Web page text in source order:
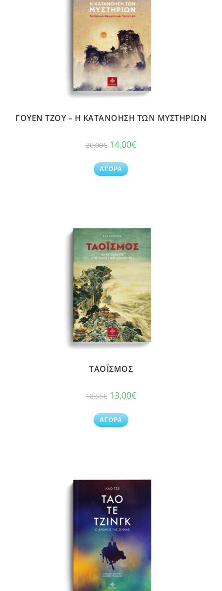
ΓΟΥΕΝ ΤΖΟΥ – Η ΚΑΤΑΝΟΗΣΗ ΤΩΝ ΜΥΣΤΗΡΙΩΝ
20,00€ 14,00€
ΑΓΟΡΑ
ΤΑΟΪΣΜΟΣ
18,55€ 13,00€
ΑΓΟΡΑ